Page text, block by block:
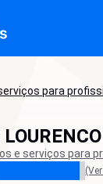
para
e serviços para